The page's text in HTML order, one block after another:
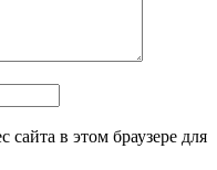
в этом браузере для